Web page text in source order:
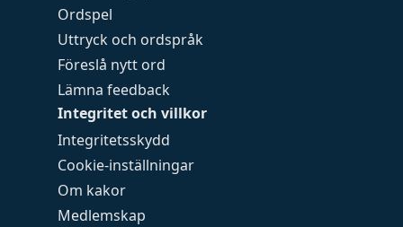
Ordspel
Uttryck och ordspråk
Föreslå nytt ord
Lämna feedback
Integritet och villkor
Integritetsskydd
Cookie-inställningar
Om kakor
Medlemskap